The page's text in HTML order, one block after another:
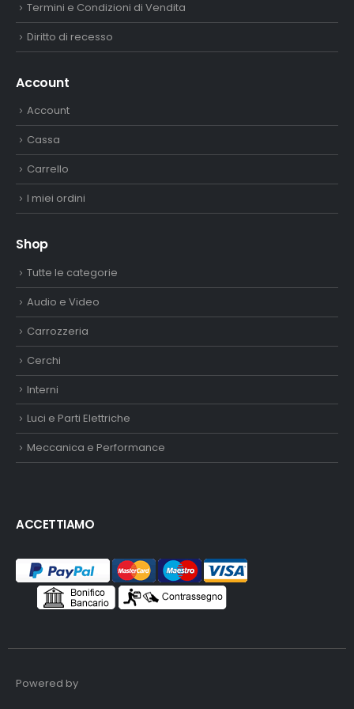
Termini e Condizioni di Vendita
Diritto di recesso
Account
Account
Cassa
Carrello
I miei ordini
Shop
Tutte le categorie
Audio e Video
Carrozzeria
Cerchi
Interni
Luci e Parti Elettriche
Meccanica e Performance
ACCETTIAMO
Powered by